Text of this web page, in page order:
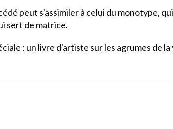
peut s'assimiler à celui du monotype,
sert de matrice.
: un livre d'artiste sur les agrumes de la